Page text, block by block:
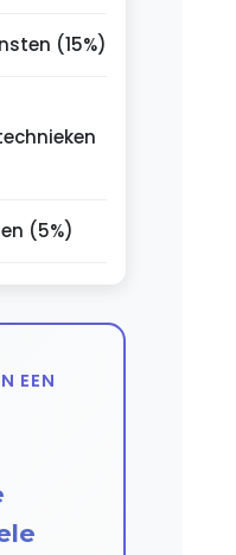
(15%)
(5%)
EEN